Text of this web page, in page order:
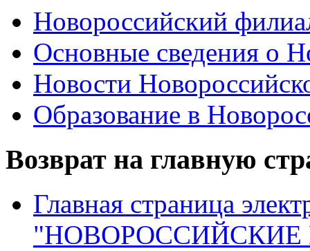
Новороссийский
Основные сведения о
Новости
Образование в
Возврат на главную
Главная страница
"НОВОРОССИЙСКИЕ